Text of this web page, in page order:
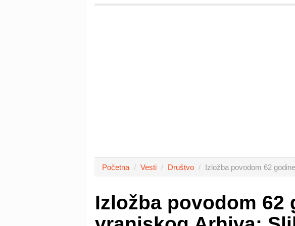
Početna Vesti Društvo Izložba povodom 62
Izložba povodom 62